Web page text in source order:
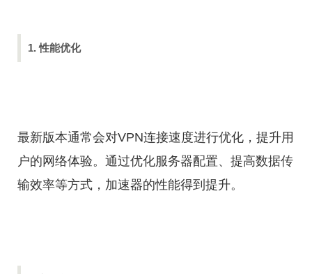
1. 性能优化
最新版本通常会对VPN连接速度进行优化，提升用
户的网络体验。通过优化服务器配置、提高数据传
输效率等方式，加速器的性能得到提升。